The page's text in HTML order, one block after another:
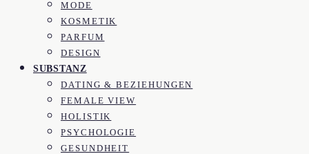
MODE
KOSMETIK
PARFUM
DESIGN
SUBSTANZ
DATING & BEZIEHUNGEN
FEMALE VIEW
HOLISTIK
PSYCHOLOGIE
GESUNDHEIT